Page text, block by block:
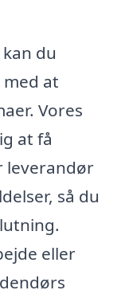
du
at
Vores
at få
leverandør
så du
eller